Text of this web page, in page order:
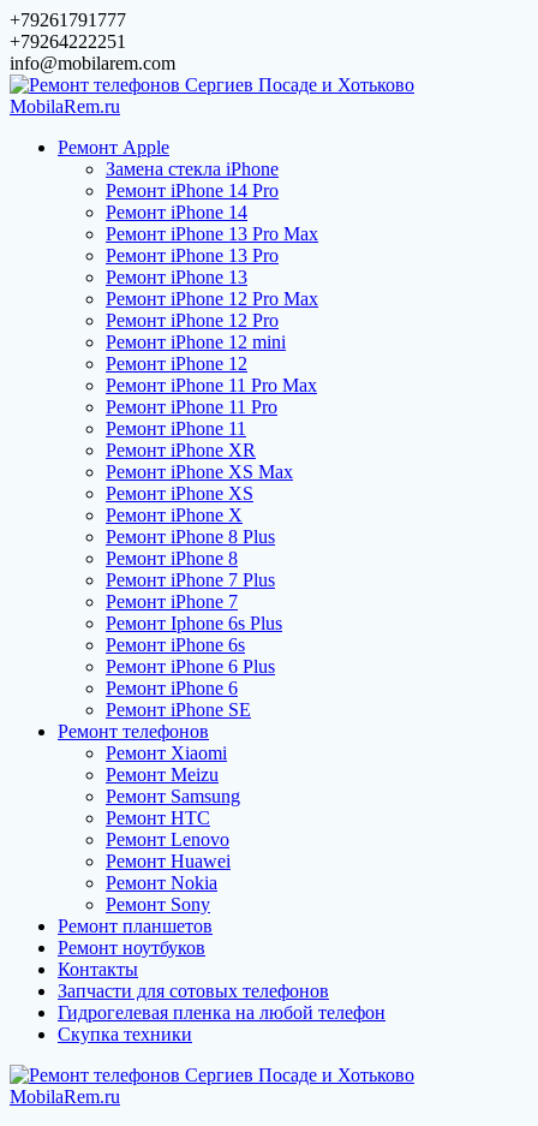
Перейти
к
содержимому
+79261791777
+79264222251
info@mobilarem.com
Ремонт Apple
Замена стекла iPhone
Ремонт iPhone 14 Pro
Ремонт iPhone 14
Ремонт iPhone 13 Pro Max
Ремонт iPhone 13 Pro
Ремонт iPhone 13
Ремонт iPhone 12 Pro Max
Ремонт iPhone 12 Pro
Ремонт iPhone 12 mini
Ремонт iPhone 12
Ремонт iPhone 11 Pro Max
Ремонт iPhone 11 Pro
Ремонт iPhone 11
Ремонт iPhone XR
Ремонт iPhone XS Max
Ремонт iPhone XS
Ремонт iPhone X
Ремонт iPhone 8 Plus
Ремонт iPhone 8
Ремонт iPhone 7 Plus
Ремонт iPhone 7
Ремонт Iphone 6s Plus
Ремонт iPhone 6s
Ремонт iPhone 6 Plus
Ремонт iPhone 6
Ремонт iPhone SE
Ремонт телефонов
Ремонт Xiaomi
Ремонт Meizu
Ремонт Samsung
Ремонт HTC
Ремонт Lenovo
Ремонт Huawei
Ремонт Nokia
Ремонт Sony
Ремонт планшетов
Ремонт ноутбуков
Контакты
Запчасти для сотовых телефонов
Гидрогелевая пленка на любой телефон
Скупка техники